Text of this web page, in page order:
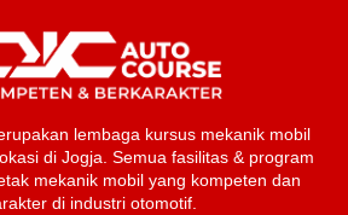
lembaga kursus mekanik mobil
di Jogja. Semua fasilitas & program
mekanik mobil yang kompeten dan
di industri otomotif.